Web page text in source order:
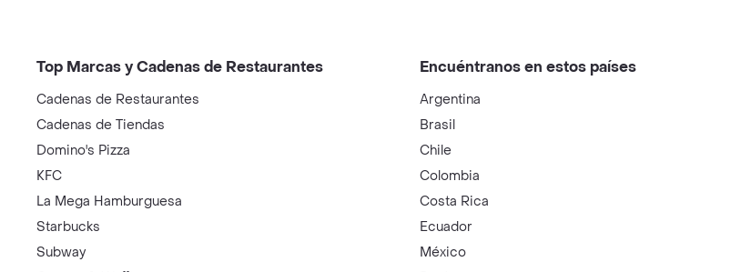
Top Marcas y Cadenas de Restaurantes
Cadenas de Restaurantes
Cadenas de Tiendas
Domino's Pizza
KFC
La Mega Hamburguesa
Starbucks
Subway
Encuéntranos en estos países
Argentina
Brasil
Chile
Colombia
Costa Rica
Ecuador
México